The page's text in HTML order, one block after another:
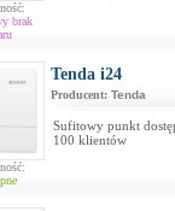
brak
Tenda i24
Producent: Tenda
Sufitowy punkt
100 klientów